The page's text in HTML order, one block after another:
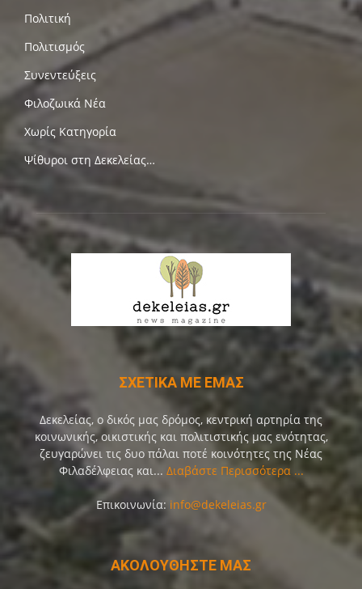
Πολιτική
Πολιτισμός
Συνεντεύξεις
Φιλοζωικά Νέα
Χωρίς Κατηγορία
Ψίθυροι στη Δεκελείας…
ΣΧΕΤΙΚΑ ΜΕ ΕΜΑΣ
Δεκελείας, ο δικός μας δρόμος, κεντρική αρτηρία της
κοινωνικής, οικιστικής και πολιτιστικής μας ενότητας,
ζευγαρώνει τις δυο πάλαι ποτέ κοινότητες της Νέας
Φιλαδέλφειας και... Διαβάστε Περισσότερα ...
Επικοινωνία: info@dekeleias.gr
ΑΚΟΛΟΥΘΗΣΤΕ ΜΑΣ